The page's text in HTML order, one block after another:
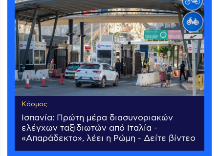
Κόσμος
Ισπανία: Πρώτη μέρα διασυνοριακών
ελέγχων ταξιδιωτών από Ιταλία -
«Απαράδεκτο», λέει η Ρώμη - Δείτε βίντεο